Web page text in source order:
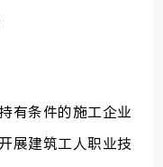
条件的施工企业
展建筑工人职业技